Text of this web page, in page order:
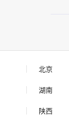
北京
湖南
陕西